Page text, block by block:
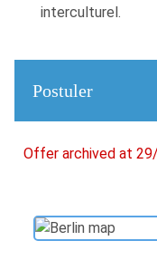
interculturel.
Postuler
Offer archived at